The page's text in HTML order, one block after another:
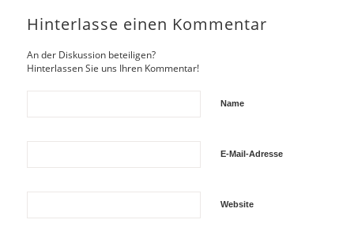
Hinterlasse einen Kommentar
An der Diskussion beteiligen?
Hinterlassen Sie uns Ihren Kommentar!
Name
E-Mail-Adresse
Website